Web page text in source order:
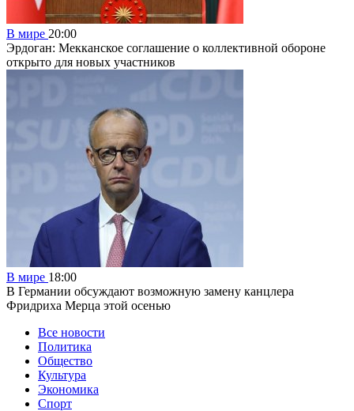
В мире 20:00
Эрдоган: Мекканское соглашение о коллективной обороне
открыто для новых участников
В мире 18:00
В Германии обсуждают возможную замену канцлера
Фридриха Мерца этой осенью
Все новости
Политика
Общество
Культура
Экономика
Спорт